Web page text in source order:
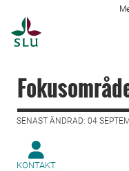
SENAST ÄNDRAD: 04
KONTAKT